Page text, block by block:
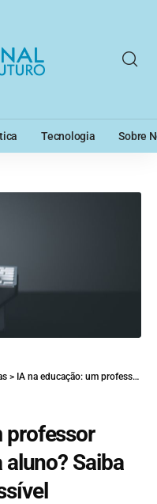
Tecnologia Sobre
> IA na educação: um professor particular para cada aluno? Saiba mais sobre essa possível revolução no ensino
professor
Saiba